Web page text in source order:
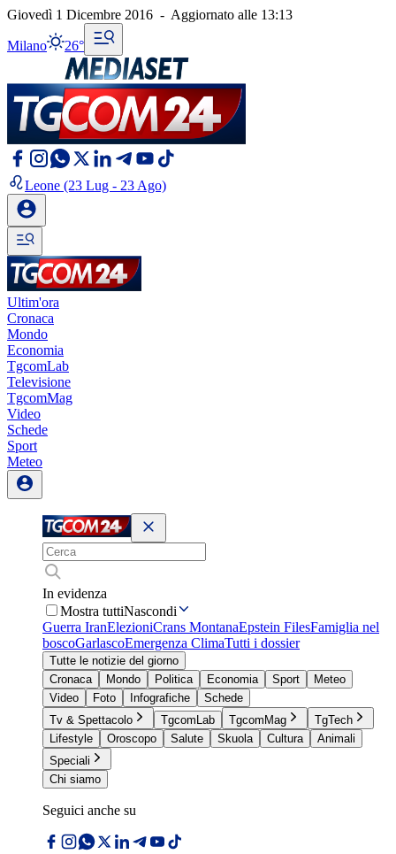
Giovedì 1 Dicembre 2016 - Aggiornato alle 13:13
Milano 26°
Leone (23 Lug - 23 Ago)
Ultim'ora
Cronaca
Mondo
Economia
TgcomLab
Televisione
TgcomMag
Video
Schede
Sport
Meteo
In evidenza
Mostra tuttiNascondi
Guerra IranElezioniCrans MontanaEpstein FilesFamiglia nel
boscoGarlascoEmergenza ClimaTutti i dossier
Tutte le notizie del giorno
Cronaca
Mondo Politica Economia Sport
Meteo
Video
Foto Infografiche
Schede
Tv & Spettacolo
TgcomLab TgcomMag
TgTech
Lifestyle
Oroscopo Salute Skuola Cultura
Animali
Speciali
Chi siamo
Seguici anche su